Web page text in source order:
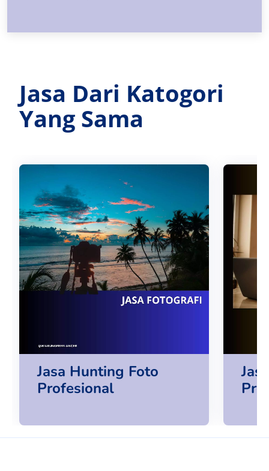
Jasa Dari Katogori
Yang Sama
Jasa Hunting Foto
Profesional